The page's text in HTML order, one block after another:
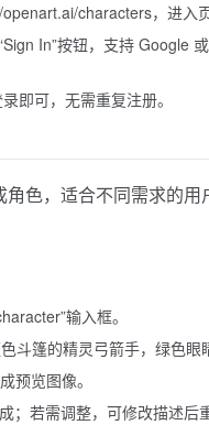
characters，进入页
In”按钮，支持 Google
即可，无需重复注册。
色，适合不同需求的用
输入框。
斗篷的精灵弓箭手，绿色眼
预览图像。
；若需调整，可修改描述后